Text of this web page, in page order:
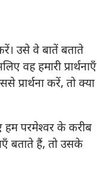
उसे वे बातें बताते
वह हमारी प्रार्थनाएँ
प्रार्थना करें, तो क्या
हम परमेश्‍वर के करीब
बताते हैं, तो उसके